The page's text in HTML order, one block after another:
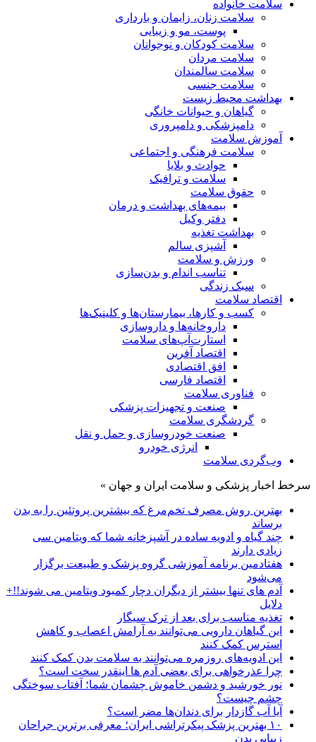
سلامت خانواده
سلامت زنان، زایمان و بارداری
پوست، مو و زیبایی
سلامت کودکان و نوجوانان
سلامت مردان
سلامت سالمندان
سلامت جنسی
بهداشت محیط زیست
گیاهان و حیوانات خانگی
دامپزشکی و دامپروری
آموزش سلامت
سلامت فرهنگی و اجتماعی
حوادث و بلایا
سلامت و ترافیک
حقوق سلامت
بیمه‌های بهداشت و درمان
دفتر وکیل
بهداشت تغذیه
آشپزی سالم
ورزش و سلامت
تناسب اندام و بدن‌سازی
سبک زندگی
اقتصاد سلامت
کسب و کارها، بیمارستان‌ها و کلینیک‌ها
داروخانه‌ها و داروسازی
استارت‌آپ‌های سلامت
اقتصاد آفرین
افق اقتصادی
اقتصاد فارسی
فناوری سلامت
صنعت و تجهیزات پزشکی
گردشگری سلامت
صنعت خودروسازی و حمل و نقل
انرژی خودرو
وب‌گردی سلامت
سرخط اخبار پزشکی و سلامت ایران و جهان »
بهترین روش مصرف تخم‌مرغ که بیشترین پروتئین را به بدن
برساند
چند گیاه و ادویه ساده در آشپزخانه شما که ویتامین سی
زیادی دارند
هفتادمین برنامه آموزشی گروه پزشک و طبیعت برگزار
می‌شود
آدم های تنها بیشتر از دیگران دچار کمبود ویتامین می شوند!!+
دلایل
تغذیه مناسب برای بعد از ترک سیگار
این گیاهان دارویی می‌توانند به آرامش اعصاب و کاهش
استرس کمک کنند
این ادویه‌های روزمره می‌توانند به سلامت بدن کمک کنند
چرا عذرخواهی برای بعضی آدم ها اینقدر سخت است؟
نور خورشید و دشمن خاموش چشمان شما؛ آفتاب سوختگی
چشم چیست؟
آیا آب گازدار برای دندان‌ها مضر است؟
۱۰ بهترین پزشک پیکرتراشی ایران؛ معرفی برترین جراحان
زیبایی بدن